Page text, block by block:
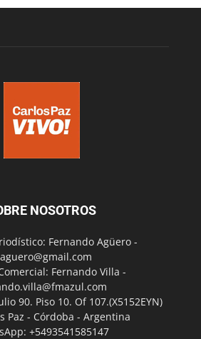
NOSOTROS
Fernando Agüero -
Fernando Villa -
90. Piso 10. Of 107.(X5152EYN)
Paz - Córdoba - Argentina
+5493541585147